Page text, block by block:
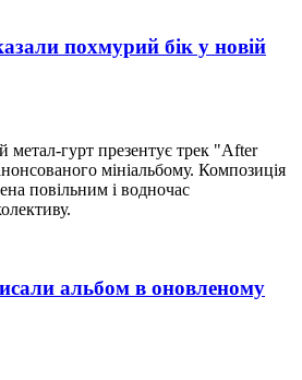
похмурий бік у новій
метал-гурт презентує трек "After
мініальбому. Композиція
повільним і водночас
альбом в оновленому